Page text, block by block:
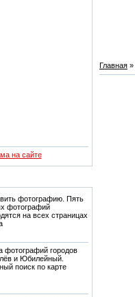
на сайте
фотографию. Пять
фотографий
на всех страницах
фотографий городов
и Юбилейный.
поиск по карте
Главная »